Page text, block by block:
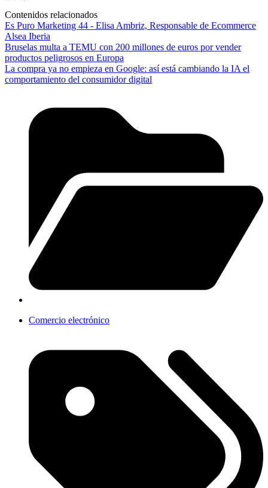
Contenidos relacionados
Es Puro Marketing 44 - Elisa Ambriz, Responsable de Ecommerce
Alsea Iberia
Bruselas multa a TEMU con 200 millones de euros por vender
productos peligrosos en Europa
La compra ya no empieza en Google: así está cambiando la IA el
comportamiento del consumidor digital
Comercio electrónico